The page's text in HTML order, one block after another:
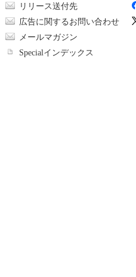
リリース送付先
広告に関するお問い合わせ
メールマガジン
Specialインデックス